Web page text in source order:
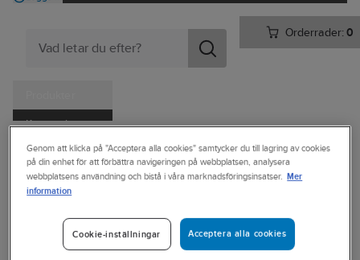
Orderrader:0
Kampanjer
Tjänster
Kataloger
Ahlsell Produkter Personligt skydd Skor
Sulor och tillbehör
Inläggssulor
Inläggssula
Adapt
Genom att klicka på "Acceptera alla cookies" samtycker du till lagring av cookies
på din enhet för att förbättra navigeringen på webbplatsen, analysera
webbplatsens användning och bistå i våra marknadsföringsinsatser. Mer
information
Acceptera alla cookies
Cookie-inställningar